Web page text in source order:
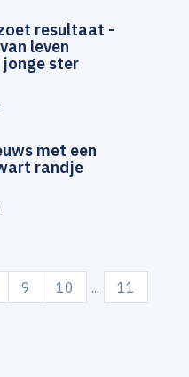
resultaat -
leven
jonge ster
met een
randje
9 10 ... 11